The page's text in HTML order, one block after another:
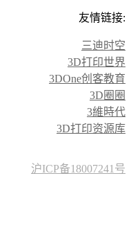
友情链接:
三迪时空
3D打印世界
3DOne创客教育
3D圈圈
3維時代
3D打印资源库
沪ICP备18007241号